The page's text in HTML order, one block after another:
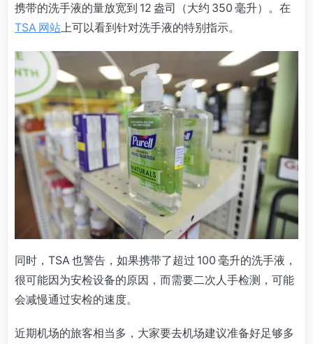
携带的洗手液的量放宽到 12 盎司（大约 350 毫升）。在
TSA 网站上可以看到针对洗手液的特别指示。
同时，TSA 也警告，如果携带了超过 100 毫升的洗手液，
很可能因为安检设备的原因，而需要二次人手检测，可能
会减慢通过安检的速度。
近期机场的旅客相当多，大家要去机场建议准备好足够多